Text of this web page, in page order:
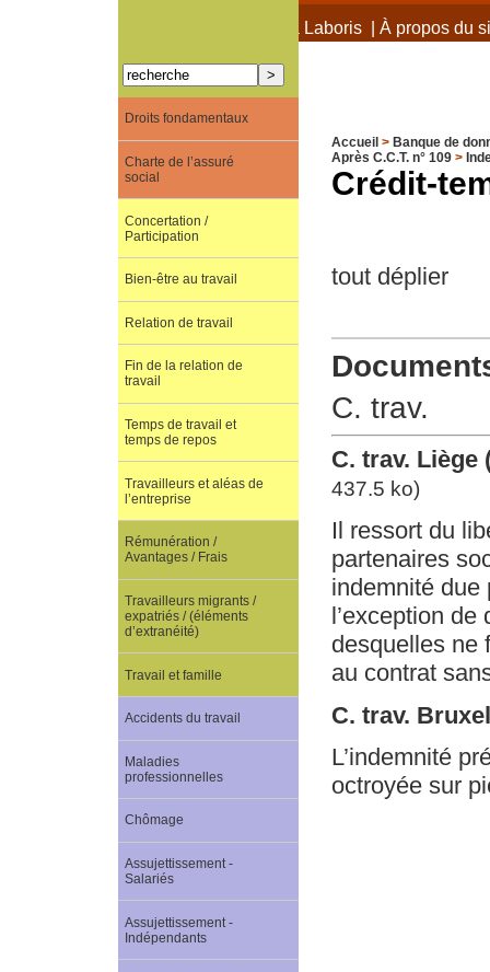
À propos de Terra Laboris| À propos du
Accueil > Banque de
Après C.C.T. n° 109>
Crédit-
tout déplier
C. trav.
C. trav. Liège
437.5 ko)
Il ressort du
partenaires
indemnité due
l’exception
desquelles ne
au contrat
C. trav.
L’indemnité
octroyée sur
Droits fondamentaux
Charte de l’assuré
social
Concertation /
Participation
Bien-être au travail
Relation de travail
Fin de la relation de
travail
Temps de travail et
temps de repos
Travailleurs et aléas de
l’entreprise
Rémunération /
Avantages / Frais
Travailleurs migrants /
expatriés / (éléments
d’extranéité)
Travail et famille
Accidents du travail
Maladies
professionnelles
Chômage
Assujettissement -
Salariés
Assujettissement -
Indépendants